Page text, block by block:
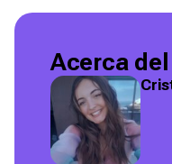
Acerca